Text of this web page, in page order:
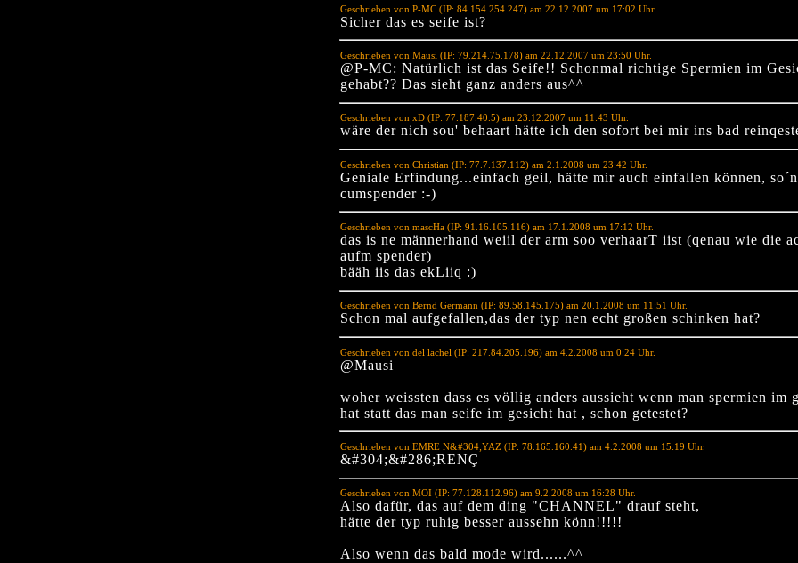
Geschrieben von P-MC (IP: 84.154.254.247) am 22.12.2007 um 17:02 Uhr.
Sicher das es seife ist?
Geschrieben von Mausi (IP: 79.214.75.178) am 22.12.2007 um 23:50 Uhr.
@P-MC: Natürlich ist das Seife!! Schonmal richtige Spermien im
gehabt?? Das sieht ganz anders aus^^
Geschrieben von xD (IP: 77.187.40.5) am 23.12.2007 um 11:43 Uhr.
wäre der nich sou' behaart hätte ich den sofort bei mir ins bad
Geschrieben von Christian (IP: 77.7.137.112) am 2.1.2008 um 23:42 Uhr.
Geniale Erfindung...einfach geil, hätte mir auch einfallen können, so´n
cumspender :-)
Geschrieben von mascHa (IP: 91.16.105.116) am 17.1.2008 um 17:12 Uhr.
das is ne männerhand weiil der arm soo verhaarT iist (qenau wie die
aufm spender)
bääh iis das ekLiiq :)
Geschrieben von Bernd Germann (IP: 89.58.145.175) am 20.1.2008 um 11:51 Uhr.
Schon mal aufgefallen,das der typ nen echt großen schinken hat?
Geschrieben von del lächel (IP: 217.84.205.196) am 4.2.2008 um 0:24 Uhr.
@Mausi
woher weissten dass es völlig anders aussieht wenn man spermien im
hat statt das man seife im gesicht hat , schon getestet?
Geschrieben von EMRE N&#304;YAZ (IP: 78.165.160.41) am 4.2.2008 um 15:19 Uhr.
&#304;&#286;RENÇ
Geschrieben von MOI (IP: 77.128.112.96) am 9.2.2008 um 16:28 Uhr.
Also dafür, das auf dem ding "CHANNEL" drauf steht,
hätte der typ ruhig besser aussehn könn!!!!!
Also wenn das bald mode wird......^^